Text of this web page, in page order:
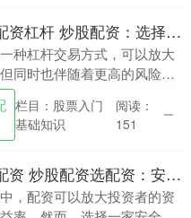
股票怎么配资杠杆 炒股配资：选择可靠平台，提升投资收益
种杠杆交易方式，可以放大
同时也伴随着更高的风险。
个可靠的配资平台至关重
方托管：**资金由第三方托管
栏目：股票入门
基础知识
阅读：
151
安阳股票配资 炒股配资选配资：安全可靠，助你财富增值
，配资可以放大投资者的资